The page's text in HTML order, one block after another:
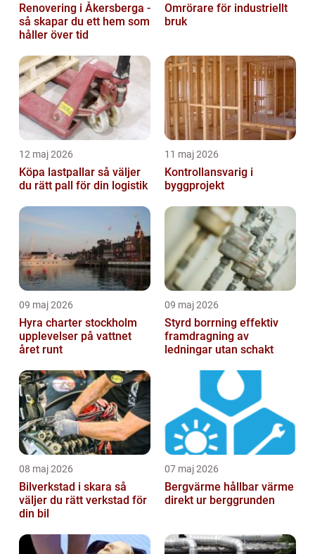
Renovering i Åkersberga -
så skapar du ett hem som
håller över tid
Omrörare för industriellt
bruk
12 maj 2026
Köpa lastpallar så väljer
du rätt pall för din logistik
11 maj 2026
Kontrollansvarig i
byggprojekt
09 maj 2026
Hyra charter stockholm
upplevelser på vattnet
året runt
09 maj 2026
Styrd borrning effektiv
framdragning av
ledningar utan schakt
08 maj 2026
Bilverkstad i skara så
väljer du rätt verkstad för
din bil
07 maj 2026
Bergvärme hållbar värme
direkt ur berggrunden